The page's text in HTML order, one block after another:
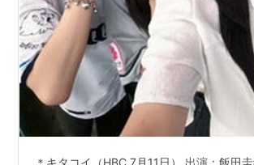
4日
2004
年11月
26日
「あややムwithエコハムず」のC/W
エコモニ。CDデビュー。
2004
年12月
： 写真集「華美（hana-bi）」発売。
2003 ： NHKBSハイビジョンドラマ「ラス